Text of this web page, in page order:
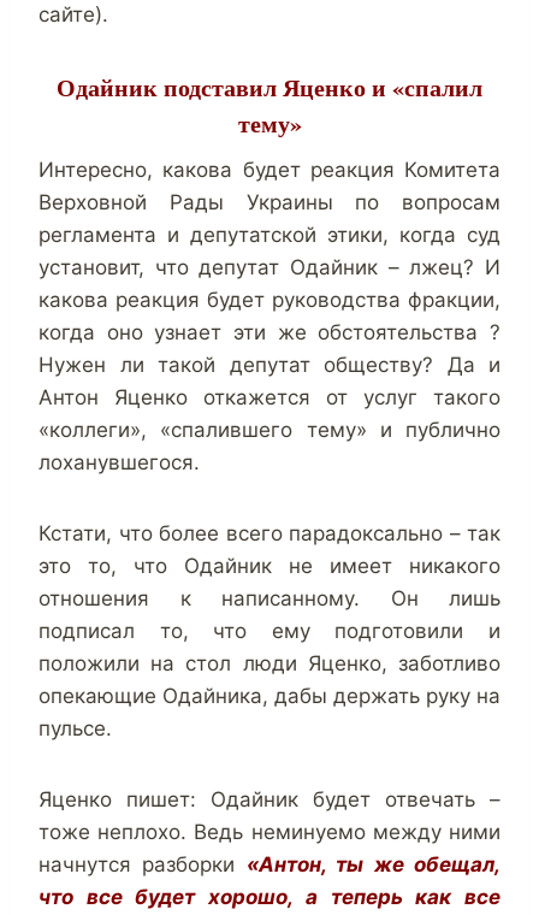
сайте).
Одайник подставил Яценко и «спалил
тему»
Интересно, какова будет реакция Комитета
Верховной Рады Украины по вопросам
регламента и депутатской этики, когда суд
установит, что депутат Одайник – лжец? И
какова реакция будет руководства фракции,
когда оно узнает эти же обстоятельства ?
Нужен ли такой депутат обществу? Да и
Антон Яценко откажется от услуг такого
«коллеги», «спалившего тему» и публично
лоханувшегося.
Кстати, что более всего парадоксально – так
это то, что Одайник не имеет никакого
отношения к написанному. Он лишь
подписал то, что ему подготовили и
положили на стол люди Яценко, заботливо
опекающие Одайника, дабы держать руку на
пульсе.
Яценко пишет: Одайник будет отвечать –
тоже неплохо. Ведь неминуемо между ними
начнутся разборки «Антон, ты же обещал,
что все будет хорошо, а теперь как все